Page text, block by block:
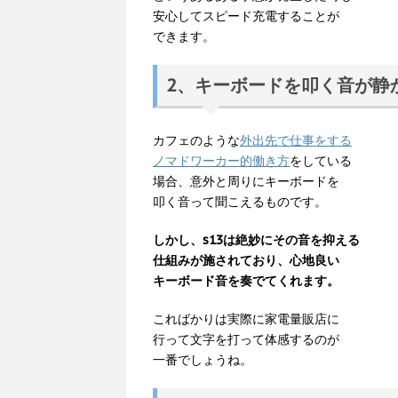
安心してスピード充電することが
できます。
2、キーボードを叩く音が静
カフェのような外出先で仕事をする
ノマドワーカー的働き方をしている
場合、意外と周りにキーボードを
叩く音って聞こえるものです。
しかし、s13は絶妙にその音を抑える
仕組みが施されており、心地良い
キーボード音を奏でてくれます。
こればかりは実際に家電量販店に
行って文字を打って体感するのが
一番でしょうね。